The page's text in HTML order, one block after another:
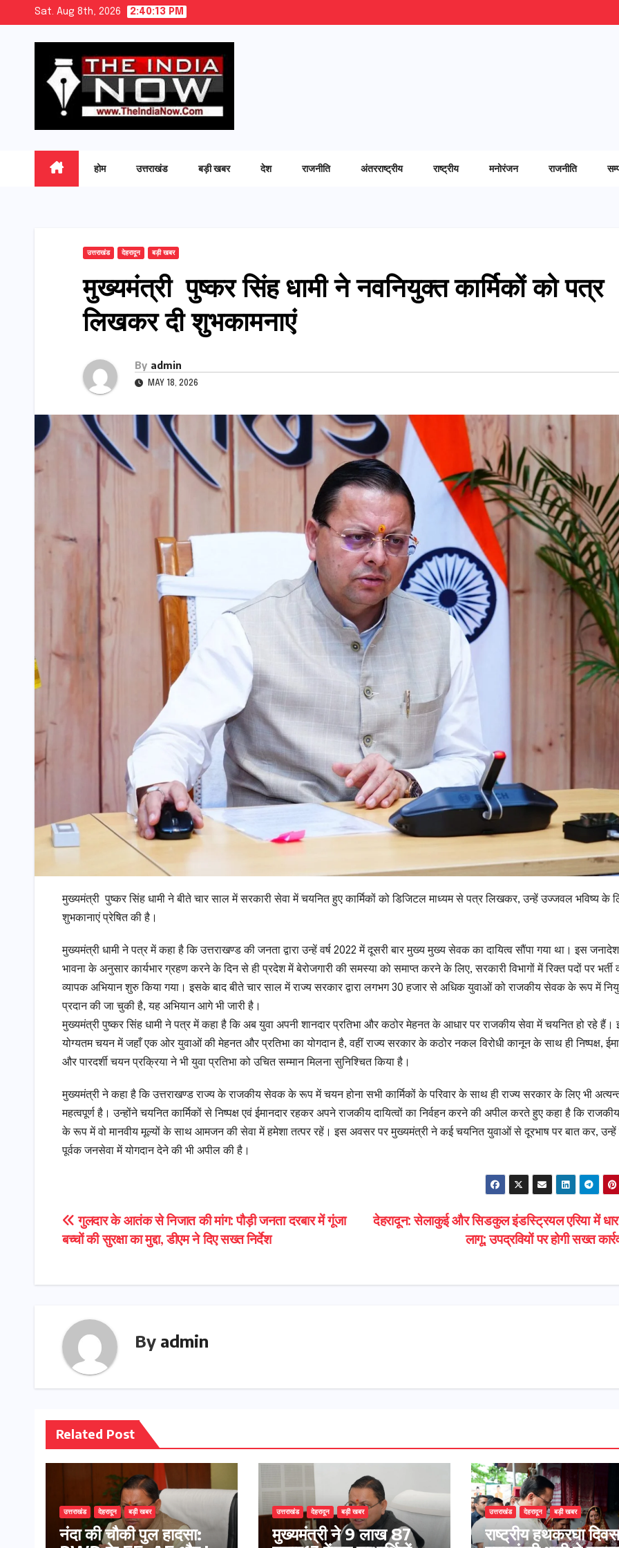
Sat. Aug 8th, 2026 2:40:15 PM
होम उत्तराखंड बड़ी खबर देश राजनीति अंतरराष्ट्रीय राष्ट्रीय मनोरंजन राजनीति
उत्तराखंड देहरादून बड़ी खबर
मुख्यमंत्री पुष्कर सिंह धामी ने नवनियुक्त कार्मिकों को पत्र
लिखकर दी शुभकामनाएं
By admin
MAY 18, 2026
मुख्यमंत्री पुष्कर सिंह धामी ने बीते चार साल में सरकारी सेवा में चयनित हुए कार्मिकों को डिजिटल माध्यम से पत्र लिखकर, उन्हें उज्जवल भविष्य के
शुभकानाएं प्रेषित की है।
मुख्यमंत्री धामी ने पत्र में कहा है कि उत्तराखण्ड की जनता द्वारा उन्हें वर्ष 2022 में दूसरी बार मुख्य मुख्य सेवक का दायित्व सौंपा गया था। इस
भावना के अनुसार कार्यभार ग्रहण करने के दिन से ही प्रदेश में बेरोजगारी की समस्या को समाप्त करने के लिए, सरकारी विभागों में रिक्त पदों पर भर्ती
व्यापक अभियान शुरु किया गया। इसके बाद बीते चार साल में राज्य सरकार द्वारा लगभग 30 हजार से अधिक युवाओं को राजकीय सेवक के रूप में
प्रदान की जा चुकी है, यह अभियान आगे भी जारी है।
मुख्यमंत्री पुष्कर सिंह धामी ने पत्र में कहा है कि अब युवा अपनी शानदार प्रतिभा और कठोर मेहनत के आधार पर राजकीय सेवा में चयनित हो रहे हैं।
योग्यतम चयन में जहाँ एक ओर युवाओं की मेहनत और प्रतिभा का योगदान है, वहीं राज्य सरकार के कठोर नकल विरोधी कानून के साथ ही निष्पक्ष,
और पारदर्शी चयन प्रक्रिया ने भी युवा प्रतिभा को उचित सम्मान मिलना सुनिश्चित किया है।
मुख्यमंत्री ने कहा है कि उत्तराखण्ड राज्य के राजकीय सेवक के रूप में चयन होना सभी कार्मिकों के परिवार के साथ ही राज्य सरकार के लिए भी
महत्वपूर्ण है। उन्होंने चयनित कार्मिकों से निष्पक्ष एवं ईमानदार रहकर अपने राजकीय दायित्वों का निर्वहन करने की अपील करते हुए कहा है कि
के रूप में वो मानवीय मूल्यों के साथ आमजन की सेवा में हमेशा तत्पर रहें। इस अवसर पर मुख्यमंत्री ने कई चयनित युवाओं से दूरभाष पर बात कर, उन्हें
पूर्वक जनसेवा में योगदान देने की भी अपील की है।
Post
navigation
देहरादून: सेलाकुई और सिडकुल इंडस्ट्रियल एरिया में
लागू; उपद्रवियों पर होगी सख्त
गुलदार के आतंक से निजात की मांग: पौड़ी जनता दरबार में गूंजा
बच्चों की सुरक्षा का मुद्दा, डीएम ने दिए सख्त निर्देश
By admin
Related Post
उत्तराखंड देहरादून बड़ी खबर
नंदा की चौकी पुल हादसा:
उत्तराखंड देहरादून बड़ी खबर
मुख्यमंत्री ने 9 लाख 87
उत्तराखंड देहरादून बड़ी खबर
राष्ट्रीय हथकरघा